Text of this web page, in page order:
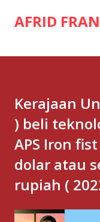
AFRID
Kerajaan
) beli
APS Iron
dolar atau
rupiah (